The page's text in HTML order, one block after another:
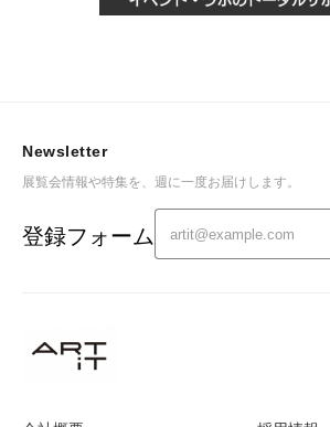
Newsletter
展覧会情報や特集を、週に一度お届けします。
登録フォーム